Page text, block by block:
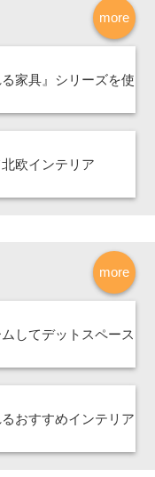
more
家具』シリーズを使
欧インテリア
more
してデットスペース
おすすめインテリア